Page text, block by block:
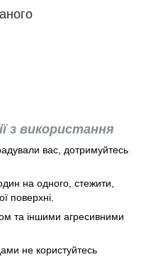
з використання
вас, дотримуйтесь
на одного, стежити,
поверхні.
та іншими агресивними
не користуйтесь